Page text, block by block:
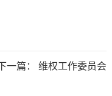
下一篇： 维权工作委员会